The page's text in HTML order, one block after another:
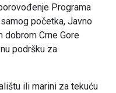
Programa
samog početka, Javno
dobrom Crne Gore
podršku za
ili marini za tekuću